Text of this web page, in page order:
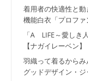
着用者の快適性と
機能白衣「プロファ
「A LIFE～愛しき
【ナガイレーベン】
羽織って着るから
グッドデザイン・